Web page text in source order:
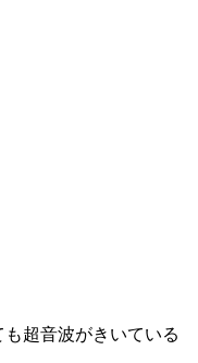
超音波がきいている